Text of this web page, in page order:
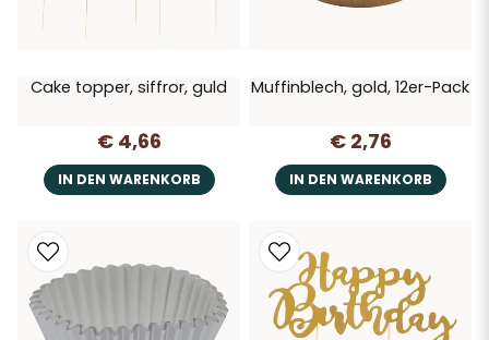
Cake topper, siffror, guld
€ 4,66
IN DEN WARENKORB
Muffinblech, gold, 12er-Pack
€ 2,76
IN DEN WARENKORB